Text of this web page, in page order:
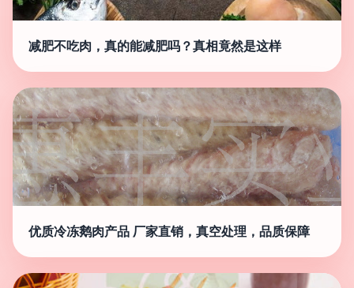
减肥不吃肉，真的能减肥吗？真相竟然是这样
优质冷冻鹅肉产品 厂家直销，真空处理，品质保障